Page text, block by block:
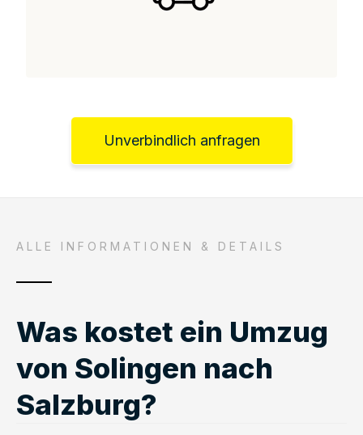
Unverbindlich anfragen
ALLE INFORMATIONEN & DETAILS
Was kostet ein Umzug
von Solingen nach
Salzburg?